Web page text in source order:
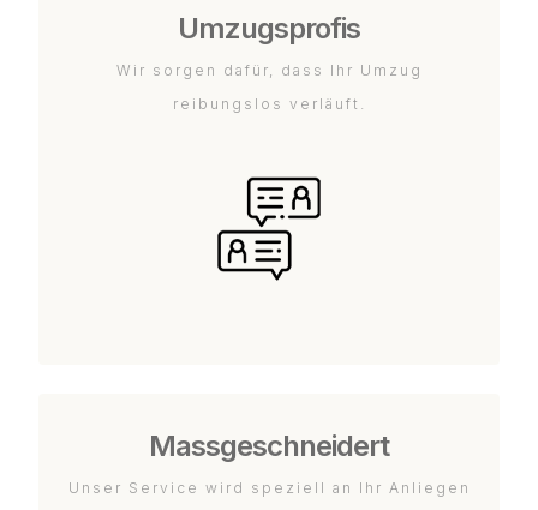
Umzugsprofis
Wir sorgen dafür, dass Ihr Umzug
reibungslos verläuft.
Massgeschneidert
Unser Service wird speziell an Ihr Anliegen